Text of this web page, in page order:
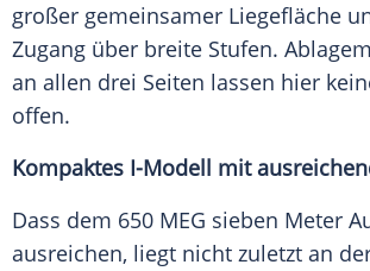
großer gemeinsamer Liegefläche
Zugang über breite Stufen.
an allen drei Seiten lassen hier
offen.
Kompaktes I-Modell mit
Dass dem 650 MEG sieben Meter
ausreichen, liegt nicht zuletzt an